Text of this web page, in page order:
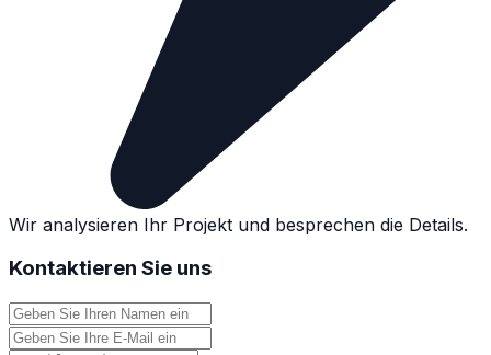
Wir analysieren Ihr Projekt und besprechen die Details.
Kontaktieren Sie uns